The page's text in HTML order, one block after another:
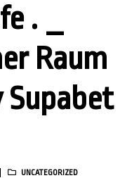
. _
Raum
Supabet
UNCATEGORIZED